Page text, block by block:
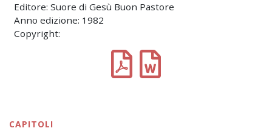
Editore: Suore di Gesù Buon Pastore
Anno edizione: 1982
Copyright:
CAPITOLI